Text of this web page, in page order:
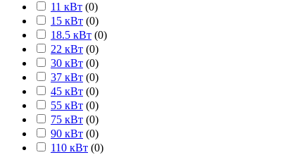
11 кВт (0)
15 кВт (0)
18.5 кВт (0)
22 кВт (0)
30 кВт (0)
37 кВт (0)
45 кВт (0)
55 кВт (0)
75 кВт (0)
90 кВт (0)
110 кВт (0)